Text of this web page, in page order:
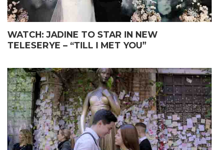
WATCH: JADINE TO STAR IN NEW
TELESERYE – “TILL I MET YOU”